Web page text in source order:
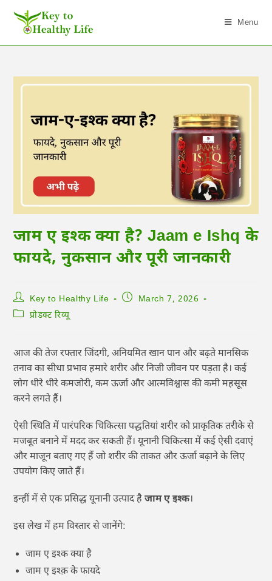
Menu
जाम ए इश्क क्या है? Jaam e Ishq के
फायदे, नुकसान और पूरी जानकारी
Key to Healthy Life
March 7, 2026
प्रोडक्ट रिव्यू
आज की तेज रफ्तार जिंदगी, अनियमित खान पान और बढ़ते मानसिक
तनाव का सीधा प्रभाव हमारे शरीर और निजी जीवन पर पड़ता है। कई
लोग धीरे धीरे कमजोरी, कम ऊर्जा और आत्मविश्वास की कमी महसूस
करने लगते हैं।
ऐसी स्थिति में पारंपरिक चिकित्सा पद्धतियां शरीर को प्राकृतिक तरीके से
मजबूत बनाने में मदद कर सकती हैं। यूनानी चिकित्सा में कई ऐसी दवाएं
और माजून बताए गए हैं जो शरीर की ताकत और ऊर्जा बढ़ाने के लिए
उपयोग किए जाते हैं।
इन्हीं में से एक प्रसिद्ध यूनानी उत्पाद हैजाम ए इश्क।
इस लेख में हम विस्तार से जानेंगे:
जाम ए इश्क क्या है
जाम ए इश्क़ के फायदे